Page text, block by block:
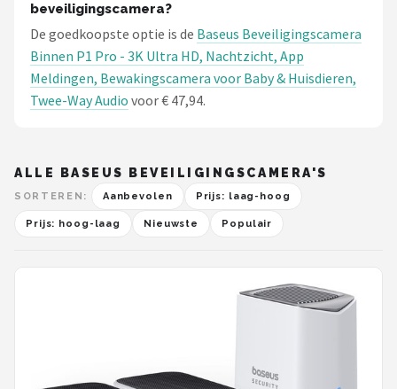
beveiligingscamera?
De goedkoopste optie is de Baseus Beveiligingscamera
Binnen P1 Pro - 3K Ultra HD, Nachtzicht, App
Meldingen, Bewakingscamera voor Baby & Huisdieren,
Twee-Way Audio voor € 47,94.
ALLE BASEUS BEVEILIGINGSCAMERA'S
SORTEREN: Aanbevolen Prijs: laag-hoog
Prijs: hoog-laag Nieuwste Populair